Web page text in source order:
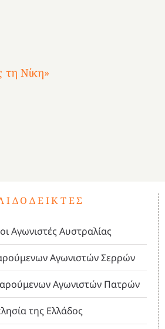
τη Νίκη»
Αγωνιστές Αυστραλίας
Αγωνιστών Σερρών
Αγωνιστών Πατρών
της Ελλάδος